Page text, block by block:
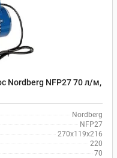
Nordberg NFP27 70 л/м,
Nordberg
NFP27
270x119x216
220
70